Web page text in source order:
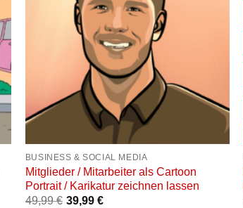
BUSINESS & SOCIAL MEDIA
Mitglieder / Mitarbeiter als Cartoon
Portrait / Karikatur zeichnen lassen
49,99€ 39,99 €